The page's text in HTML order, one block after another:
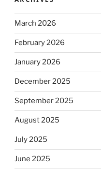
March 2026
February 2026
January 2026
December 2025
September 2025
August 2025
July 2025
June 2025